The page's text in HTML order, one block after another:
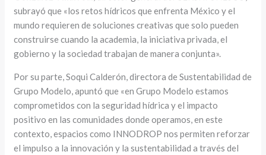
subrayó que «los retos hídricos que enfrenta México y el
mundo requieren de soluciones creativas que solo pueden
construirse cuando la academia, la iniciativa privada, el
gobierno y la sociedad trabajan de manera conjunta».
Por su parte, Soqui Calderón, directora de Sustentabilidad de
Grupo Modelo, apuntó que «en Grupo Modelo estamos
comprometidos con la seguridad hídrica y el impacto
positivo en las comunidades donde operamos, en este
contexto, espacios como INNODROP nos permiten reforzar
el impulso a la innovación y la sustentabilidad a través del